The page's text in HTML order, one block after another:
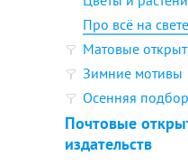
Про всё на
Матовые
Зимние мотивы
Осенняя
Почтовые
издательств